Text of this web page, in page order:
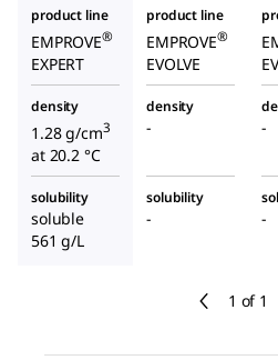
1 of 1
product line
EMPROVE®
EXPERT
product line
EMPROVE®
EVOLVE
density
1.28 g/cm3
at 20.2 °C
density
- -
solubility
soluble
561 g/L
solubility
- -